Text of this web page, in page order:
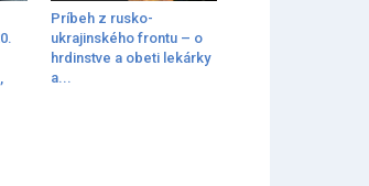
Príbeh z rusko-
ukrajinského frontu – o
hrdinstve a obeti lekárky
a...